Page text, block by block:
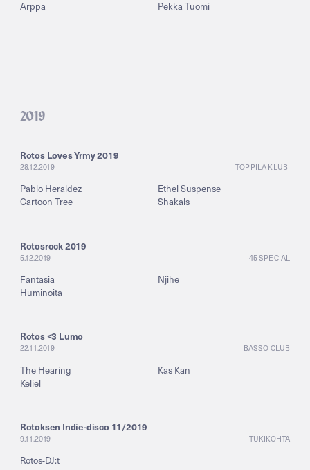
Arppa Pekka Tuomi
2019
28.12.2019 TOPPILA KLUBI
Rotos Loves Yrmy 2019
Pablo Heraldez
Cartoon Tree
Ethel Suspense
Shakals
5.12.2019 45 SPECIAL
Rotosrock 2019
Fantasia
Huminoita
Njihe
22.11.2019 BASSO CLUB
Rotos <3 Lumo
The Hearing
Keliel
Kas Kan
9.11.2019 TUKIKOHTA
Rotoksen Indie-disco 11/2019
Rotos-DJ:t